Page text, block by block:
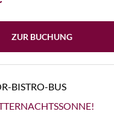
ZUR BUCHUNG
BISTRO-BUS